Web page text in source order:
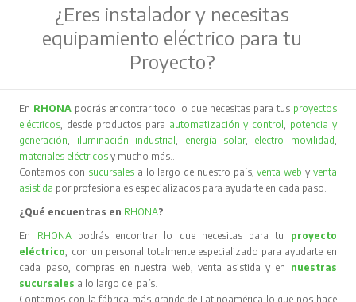
¿Eres instalador y necesitas
equipamiento eléctrico para tu
Proyecto?
En RHONA podrás encontrar todo lo que necesitas para tus proyectos
eléctricos, desde productos para automatización y control, potencia y
generación, iluminación industrial, energía solar, electro movilidad,
materiales eléctricos y mucho más…
Contamos con sucursales a lo largo de nuestro país,venta web y venta
asistida por profesionales especializados para ayudarte en cada paso.
¿Qué encuentras en RHONA?
En RHONA podrás encontrar lo que necesitas para tu proyecto
eléctrico, con un personal totalmente especializado para ayudarte en
cada paso, compras en nuestra web, venta asistida y en nuestras
sucursales a lo largo del país.
Contamos con la fábrica más grande de Latinoamérica lo que nos hace